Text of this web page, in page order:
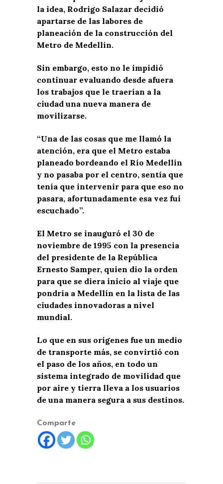
la idea, Rodrigo Salazar decidió
apartarse de las labores de
planeación de la construcción del
Metro de Medellín.
Sin embargo, esto no le impidió
continuar evaluando desde afuera
los trabajos que le traerían a la
ciudad una nueva manera de
movilizarse.
“Una de las cosas que me llamó la
atención, era que el Metro estaba
planeado bordeando el Río Medellín
y no pasaba por el centro, sentía que
tenía que intervenir para que eso no
pasara, afortunadamente esa vez fui
escuchado”.
El Metro se inauguró el 30 de
noviembre de 1995 con la presencia
del presidente de la República
Ernesto Samper, quien dio la orden
para que se diera inicio al viaje que
pondría a Medellín en la lista de las
ciudades innovadoras a nivel
mundial.
Lo que en sus orígenes fue un medio
de transporte más, se convirtió con
el paso de los años, en todo un
sistema integrado de movilidad que
por aire y tierra lleva a los usuarios
de una manera segura a sus destinos.
Comparte